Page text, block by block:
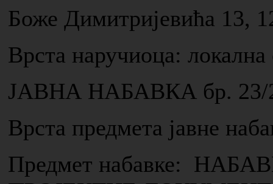
Боже Димитријевића 13,
Врста наручиоца: локална
ЈАВНА НАБАВКА бр. 23/
Врста предмета јавне
Предмет набавке: